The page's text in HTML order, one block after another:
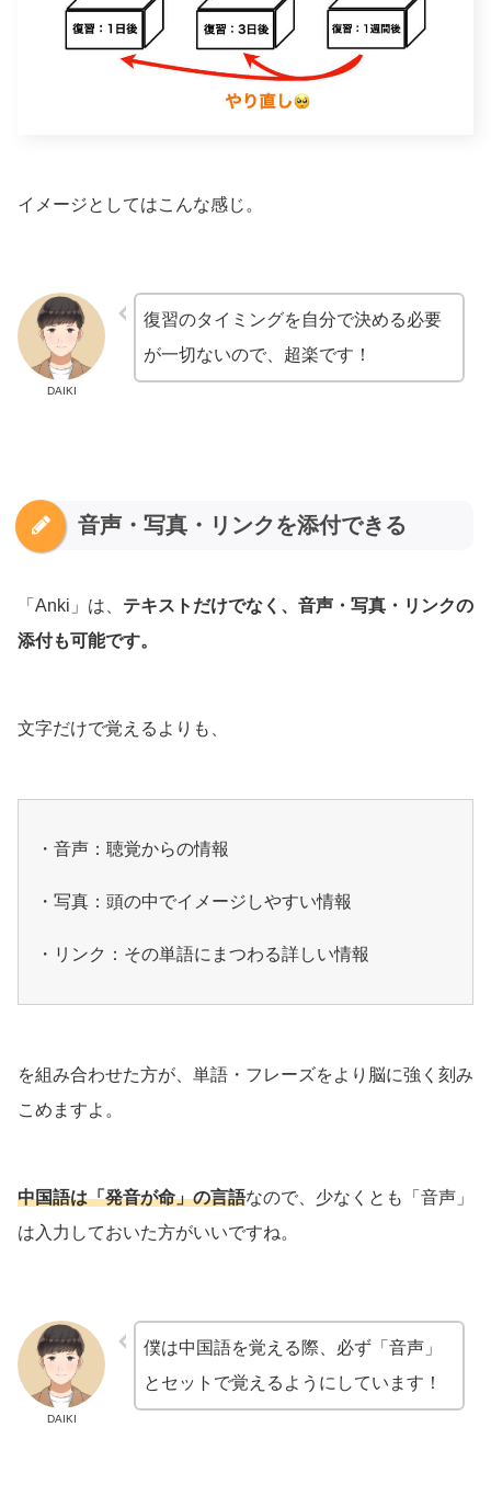
イメージとしてはこんな感じ。
DAIKI
復習のタイミングを自分で決める必要
が一切ないので、超楽です！
音声・写真・リンクを添付できる
「Anki」は、 テキストだけでなく、音声・写真・リンクの
添付も可能です。
文字だけで覚えるよりも、
・音声：聴覚からの情報
・写真：頭の中でイメージしやすい情報
・リンク：その単語にまつわる詳しい情報
を組み合わせた方が、単語・フレーズをより脳に強く刻み
こめますよ。
中国語は「発音が命」の言語なので、少なくとも「音声」
は入力しておいた方がいいですね。
DAIKI
僕は中国語を覚える際、必ず「音声」
とセットで覚えるようにしています！